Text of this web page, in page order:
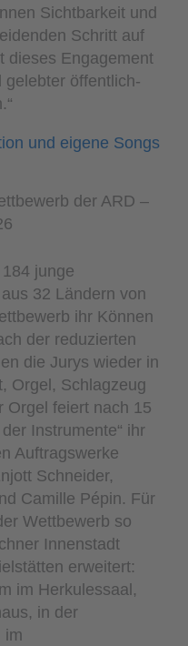
Sichtbarkeit und
Schritt auf
dieses Engagement
gelebter öffentlich-
der ARD –
junge
32 Ländern von
ihr Können
der reduzierten
die Jurys wieder in
Orgel, Schlagzeug
Orgel feiert nach 15
Instrumente“ ihr
Auftragswerke
Schneider,
Camille Pépin. Für
Wettbewerb so
Innenstadt
erweitert:
im Herkulessaal,
in der
im